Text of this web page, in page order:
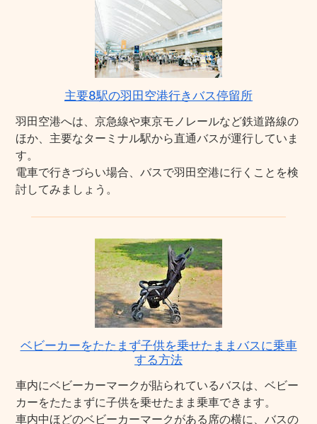
主要8駅の羽田空港行きバス停留所
羽田空港へは、京急線や東京モノレールなど鉄道路線の
ほか、主要なターミナル駅から直通バスが運行していま
す。
電車で行きづらい場合、バスで羽田空港に行くことを検
討してみましょう。
ベビーカーをたたまず子供を乗せたままバスに乗車
する方法
車内にベビーカーマークが貼られているバスは、ベビー
カーをたたまずに子供を乗せたまま乗車できます。
車内中ほどのベビーカーマークがある席の横に、バスの